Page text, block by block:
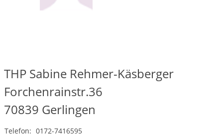
THP Sabine Rehmer-Käsberger
Forchenrainstr.36
70839 Gerlingen
Telefon: 0172-7416595